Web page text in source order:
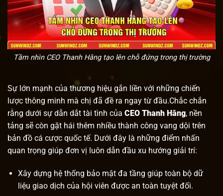
Tầm nhìn CEO Thanh Hằng tạo lên chỗ đứng trong thị trường
Sự lớn mạnh của thương hiệu gắn liền với những chiến
lược thông minh mà chị đã đề ra ngay từ đầu.Chắc chắn
rằng dưới sự dẫn dắt tài tình của CEO Thanh Hằng, nền
tảng sẽ còn gặt hái thêm nhiều thành công vang dội trên
bản đồ cá cược quốc tế. Dưới đây là những điểm nhấn
quan trọng giúp đơn vị luôn dẫn đầu xu hướng giải trí:
Xây dựng hệ thống bảo mật đa tầng giúp toàn bộ dữ
liệu giao dịch của hội viên được an toàn tuyệt đối.